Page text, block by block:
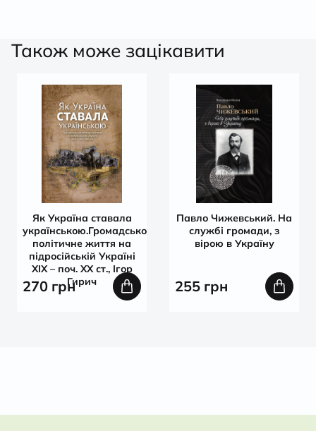
Також може зацікавити
Як Україна ставала
українською.Громадсько-
політичне життя на
підросійській Україні
ХІХ – поч. ХХ ст., Ігор
Гирич
270 грн
Павло Чижевський. На
службі громади, з
вірою в Україну
255 грн